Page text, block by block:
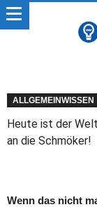
ALLGEMEINWISSEN
Heute ist der
an die Schmöker!
Wenn das nicht